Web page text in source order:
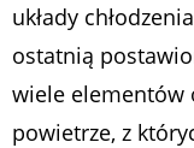
układy
ostatnią
wiele elementów
powietrze, z